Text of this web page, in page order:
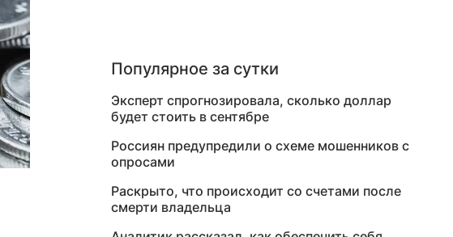
Популярное за сутки
Эксперт спрогнозировала, сколько доллар
будет стоить в сентябре
Россиян предупредили о схеме мошенников с
опросами
Раскрыто, что происходит со счетами после
смерти владельца